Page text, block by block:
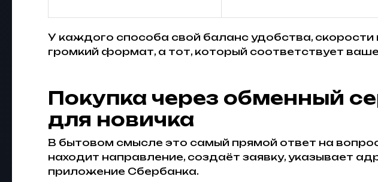
У каждого способа свой баланс удобства,
громкий формат, а тот, который соответствует
Покупка через обменный
для новичка
В бытовом смысле это самый прямой ответ на
находит направление, создаёт заявку, указывает
приложение Сбербанка.